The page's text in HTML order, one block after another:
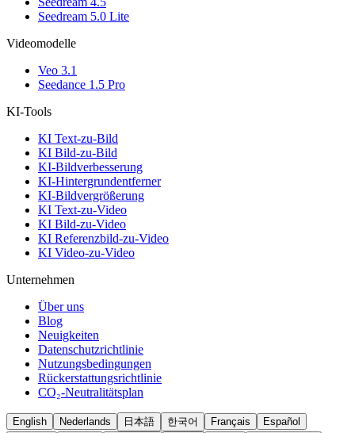
Seedream 5.0 Lite
Videomodelle
Veo 3.1
Seedance 1.5 Pro
KI-Tools
KI Text-zu-Bild
KI Bild-zu-Bild
KI-Bildverbesserung
KI-Hintergrundentferner
KI-Bildvergrößerung
KI Text-zu-Video
KI Bild-zu-Video
KI Referenzbild-zu-Video
KI Video-zu-Video
Unternehmen
Über uns
Blog
Neuigkeiten
Datenschutzrichtlinie
Nutzungsbedingungen
Rückerstattungsrichtlinie
CO₂-Neutralitätsplan
English Nederlands 日本語 한국어 Français Español